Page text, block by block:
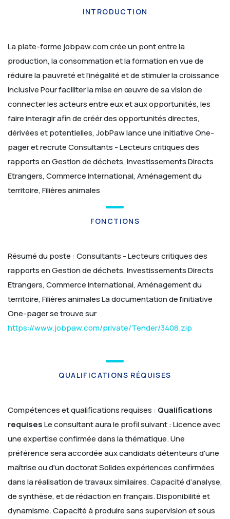
INTRODUCTION
La plate-forme jobpaw.com crée un pont entre la
production, la consommation et la formation en vue de
réduire la pauvreté et l'inégalité et de stimuler la croissance
inclusivePour faciliter la mise en œuvre de sa vision de
connecter les acteurs entre eux et aux opportunités, les
faire interagir afin de créér des opportunités directes,
dérivées et potentielles, JobPaw lance une initiative One-
pager et recruteConsultants - Lecteurs critiques des
rapports en Gestion de déchets, Investissements Directs
Etrangers, Commerce International, Aménagement du
territoire, Filières animales
FONCTIONS
Résumé du poste :Consultants - Lecteurs critiques des
rapports en Gestion de déchets, Investissements Directs
Etrangers, Commerce International, Aménagement du
territoire, Filières animalesLa documentation de l'initiative
One-pager se trouve sur
https://www.jobpaw.com/private/Tender/3408.zip
QUALIFICATIONS RÉQUISES
Compétences et qualifications requises : Qualifications
requisesLe consultant aura le profil suivant :Licence avec
une expertise confirmée dans la thématique. Une
préférence sera accordée aux candidats détenteurs d'une
maîtrise ou d'un doctoratSolides expériences confirmées
dans la réalisation de travaux similaires.Capacité d’analyse,
de synthèse, et de rédaction en français.Disponibilité et
dynamisme.Capacité à produire sans supervision et sous